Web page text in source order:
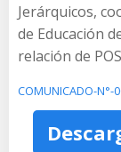
Jerárquicos,
de Educación
relación de
COMUNICADO-N°-